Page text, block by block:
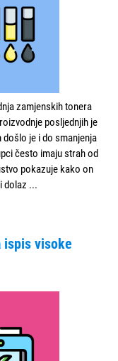
zamjenskih tonera
posljednjih je
je i do smanjenja
često imaju strah od
pokazuje kako on
dolaz ...
ispis visoke